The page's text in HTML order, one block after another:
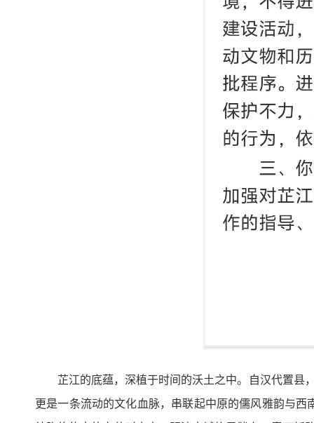
芷江的底蕴，深植于时间的沃土之中。自汉代置县
更是一条流动的文化血脉，串联起中原的儒风雅韵与